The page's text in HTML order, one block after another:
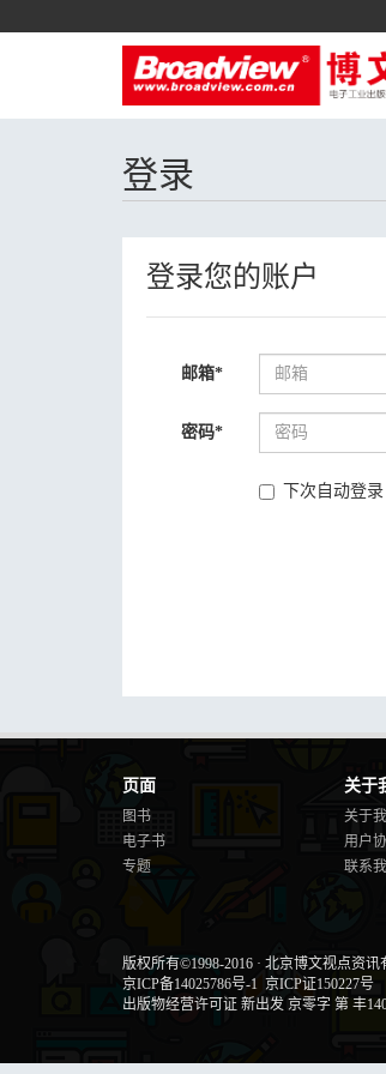
登录
登录您的账户
邮箱*
密码*
下次自动登录
页面
图书
电子书
专题
关于
关于我
用户
联系我
版权所有©1998-2016 · 北京博文视点资讯
京ICP备14025786号-1 京ICP证150227号
出版物经营许可证 新出发 京零字 第 丰